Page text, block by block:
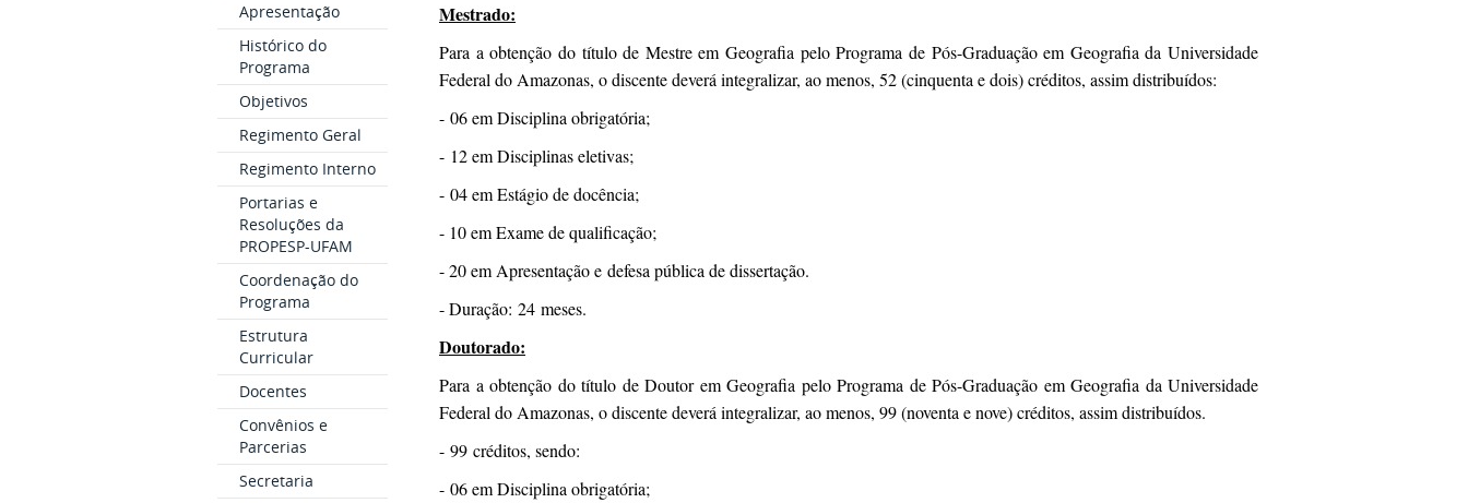
Apresentação
Histórico do
Programa
Objetivos
Regimento Geral
Regimento Interno
Portarias e
Resoluções da
PROPESP-UFAM
Coordenação do
Programa
Estrutura
Curricular
Docentes
Convênios e
Parcerias
Secretaria
Mestrado:
Para a obtenção do título de Mestre em Geografia pelo Programa de Pós-Graduação em Geografia da Universidade
Federal do Amazonas, o discente deverá integralizar, ao menos, 52 (cinquenta e dois) créditos, assim distribuídos:
- 06 em Disciplina obrigatória;
- 12 em Disciplinas eletivas;
- 04 em Estágio de docência;
- 10 em Exame de qualificação;
- 20 em Apresentação e defesa pública de dissertação.
- Duração: 24 meses.
Doutorado:
Para a obtenção do título de Doutor em Geografia pelo Programa de Pós-Graduação em Geografia da Universidade
Federal do Amazonas, o discente deverá integralizar, ao menos, 99 (noventa e nove) créditos, assim distribuídos.
- 99 créditos, sendo:
- 06 em Disciplina obrigatória;